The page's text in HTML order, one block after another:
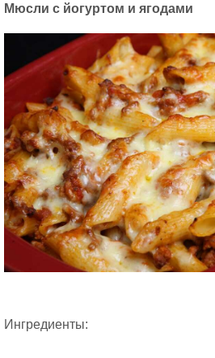
Мюсли с йогуртом и ягодами
Ингредиенты: